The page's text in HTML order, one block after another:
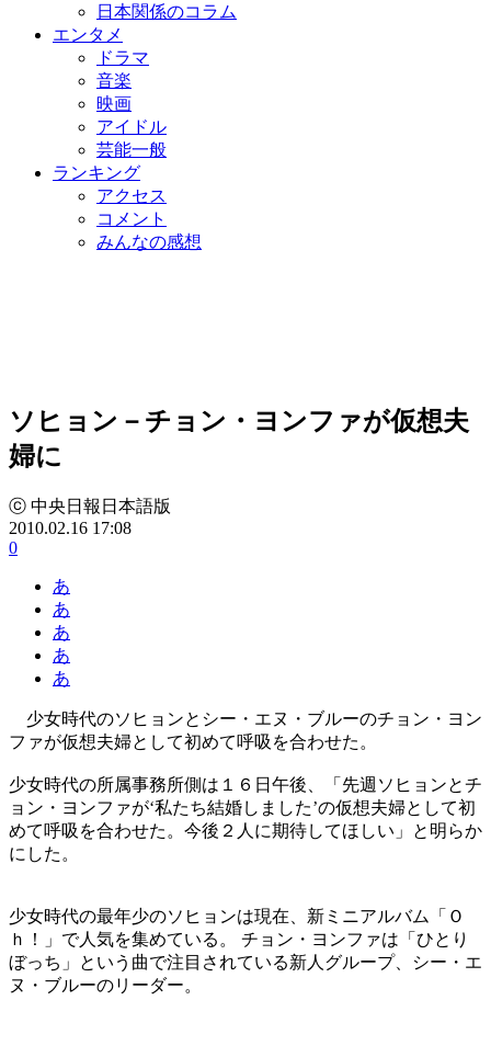
日本関係のコラム
エンタメ
ドラマ
音楽
映画
アイドル
芸能一般
ランキング
アクセス
コメント
みんなの感想
ソヒョン－チョン・ヨンファが仮想夫
婦に
ⓒ 中央日報日本語版
2010.02.16 17:08
0
あ
あ
あ
あ
あ
少女時代のソヒョンとシー・エヌ・ブルーのチョン・ヨン
ファが仮想夫婦として初めて呼吸を合わせた。
少女時代の所属事務所側は１６日午後、「先週ソヒョンとチ
ョン・ヨンファが‘私たち結婚しました’の仮想夫婦として初
めて呼吸を合わせた。今後２人に期待してほしい」と明らか
にした。
少女時代の最年少のソヒョンは現在、新ミニアルバム「Ｏ
ｈ！」で人気を集めている。 チョン・ヨンファは「ひとり
ぼっち」という曲で注目されている新人グループ、シー・エ
ヌ・ブルーのリーダー。